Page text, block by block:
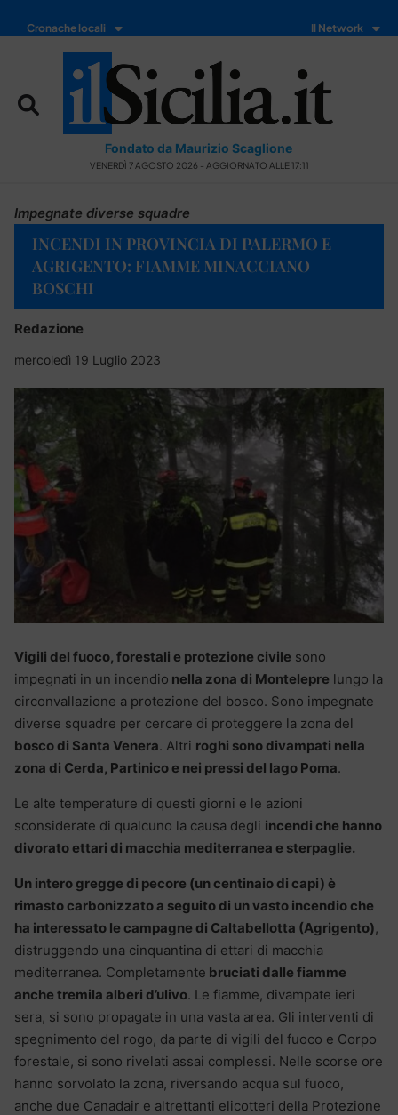
Cronache locali Il Network
Fondato da Maurizio Scaglione
VENERDÌ 7 AGOSTO 2026 - AGGIORNATO ALLE 17:11
Impegnate diverse squadre
INCENDI IN PROVINCIA DI PALERMO E
AGRIGENTO: FIAMME MINACCIANO
BOSCHI
Redazione
mercoledì 19 Luglio 2023
Vigili del fuoco, forestali e protezione civile sono
impegnati in un incendio nella zona di Montelepre lungo la
circonvallazione a protezione del bosco. Sono impegnate
diverse squadre per cercare di proteggere la zona del
bosco di Santa Venera. Altri roghi sono divampati nella
zona di Cerda, Partinico e nei pressi del lago Poma.
Le alte temperature di questi giorni e le azioni
sconsiderate di qualcuno la causa degli incendi che hanno
divorato ettari di macchia mediterranea e sterpaglie.
Un intero gregge di pecore (un centinaio di capi) è
rimasto carbonizzato a seguito di un vasto incendio che
ha interessato le campagne di Caltabellotta (Agrigento),
distruggendo una cinquantina di ettari di macchia
mediterranea. Completamente bruciati dalle fiamme
anche tremila alberi d’ulivo. Le fiamme, divampate ieri
sera, si sono propagate in una vasta area. Gli interventi di
spegnimento del rogo, da parte di vigili del fuoco e Corpo
forestale, si sono rivelati assai complessi. Nelle scorse ore
hanno sorvolato la zona, riversando acqua sul fuoco,
anche due Canadair e altrettanti elicotteri della Protezione